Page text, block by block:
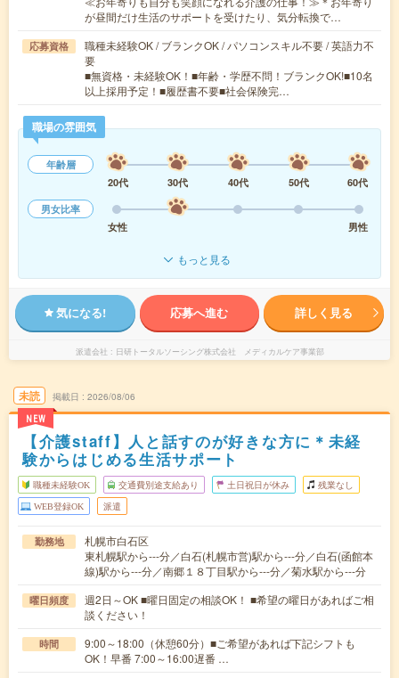
が昼間だけ生活のサポートを受けたり、気分転換で…
応募資格
職種未経験OK / ブランクOK / パソコンスキル不要 / 英語力不
要
■無資格・未経験OK！■年齢・学歴不問！ブランクOK!■10名
以上採用予定！■履歴書不要■社会保険完…
職場の雰囲気
年齢層
20代
30代 40代 50代
60代
男女比率
女性
男性
もっと見る
気になる! 応募へ進む 詳しく見る
派遣会社 日研トータルソーシング株式会社 メディカルケア事業部
未読
NEW
掲載日 2026/08/06
【介護staff】人と話すのが好きな方に＊未経
験からはじめる生活サポート
職種未経験OK 交通費別途支給あり 土日祝日が休み 残業なし
WEB登録OK 派遣
勤務地
札幌市白石区
東札幌駅から---分／白石(札幌市営)駅から---分／白石(函館本
線)駅から---分／南郷１８丁目駅から---分／菊水駅から---分
曜日頻度
週2日～OK ■曜日固定の相談OK！ ■希望の曜日があればご相
談ください！
時間
9:00～18:00（休憩60分）■ご希望があれば下記シフトも
OK！早番 7:00～16:00遅番 …